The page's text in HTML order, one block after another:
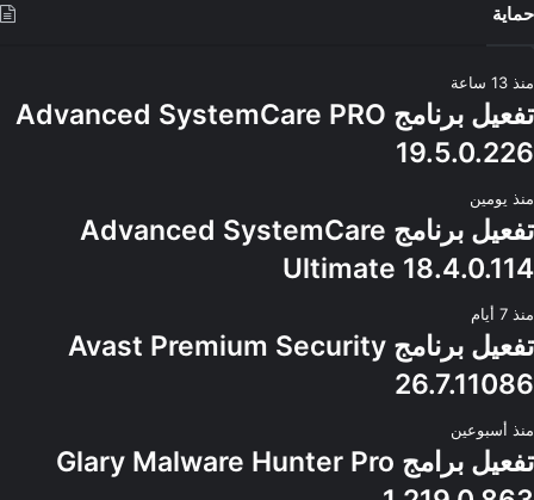
حماية
منذ 13 ساعة
تفعيل برنامج Advanced SystemCare PRO
19.5.0.226
منذ يومين
تفعيل برنامج Advanced SystemCare
Ultimate 18.4.0.114
منذ 7 أيام
تفعيل برنامج Avast Premium Security
26.7.11086
منذ أسبوعين
تفعيل برامج Glary Malware Hunter Pro